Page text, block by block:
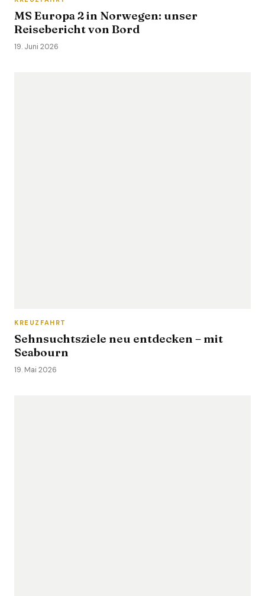
MS Europa 2 in Norwegen: unser
Reisebericht von Bord
19. Juni 2026
KREUZFAHRT
Sehnsuchtsziele neu entdecken – mit
Seabourn
19. Mai 2026